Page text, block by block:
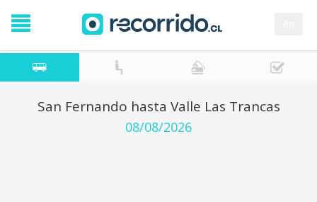
San Fernando hasta Valle Las Trancas
08/08/2026